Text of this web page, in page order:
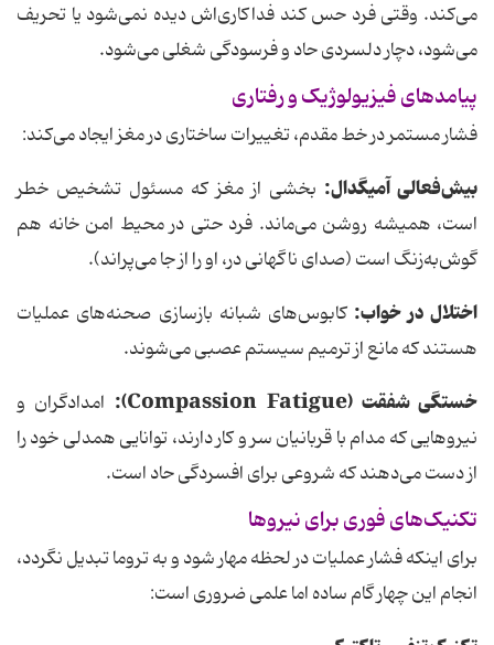
می‌کند. وقتی فرد حس کند فداکاری‌اش دیده نمی‌شود یا تحریف
می‌شود، دچار دلسردی حاد و فرسودگی شغلی می‌شود.
پیامدهای فیزیولوژیک و رفتاری
فشار مستمر در خط مقدم، تغییرات ساختاری در مغز ایجاد می‌کند:
بیش‌فعالی آمیگدال: بخشی از مغز که مسئول تشخیص خطر
است، همیشه روشن می‌ماند. فرد حتی در محیط امن خانه هم
گوش‌به‌زنگ است (صدای ناگهانی در، او را از جا می‌پراند).
اختلال در خواب: کابوس‌های شبانه بازسازی صحنه‌های عملیات
هستند که مانع از ترمیم سیستم عصبی می‌شوند.
خستگی شفقت (Compassion Fatigue
): امدادگران و
نیروهایی که مدام با قربانیان سر و کار دارند، توانایی همدلی خود را
از دست می‌دهند که شروعی برای افسردگی حاد است.
تکنیک‌های فوری برای نیروها
برای اینکه فشار عملیات در لحظه مهار شود و به تروما تبدیل نگردد،
انجام این چهار گام ساده اما علمی ضروری است: